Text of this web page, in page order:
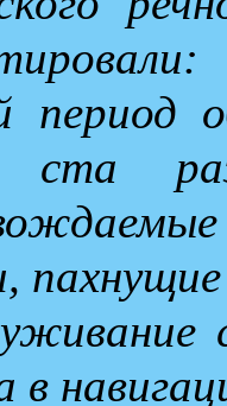
период
ста
пахнущие
в